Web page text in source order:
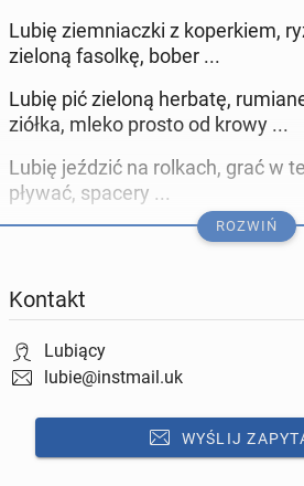
Lubię ziemniaczki z koperkiem,
zieloną fasolkę, bober ...
Lubię pić zieloną herbatę,
ziółka, mleko prosto od krowy ...
Lubię jeździć na rolkach, grać w
pływać, spacery ...
Lubię mieć spokój, szczególnie w
były złe
Lubię sernik, jabłecznik,
fantazje, tiramisu, pączki ...
Lubię dobre filmy (raczej nie
Lubię majsterkować
ROZWIŃ
Kontakt
Lubiący
lubie@instmail.uk
WYŚLIJ